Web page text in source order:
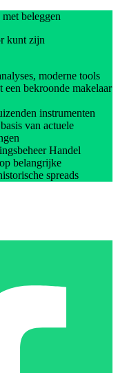
beleggen
kunt zijn
moderne tools
een bekroonde makelaar
instrumenten
van actuele
Handel
belangrijke
spreads